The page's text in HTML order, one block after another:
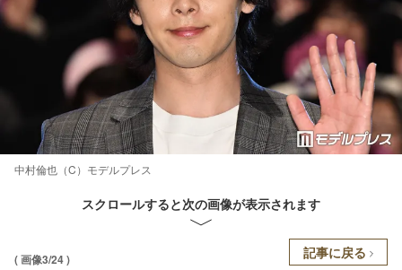
中村倫也（C）モデルプレス
スクロールすると次の画像が表示されます
( 画像3/24 ) 記事に戻る